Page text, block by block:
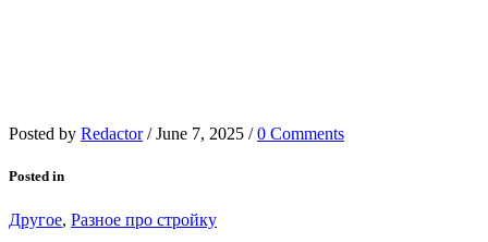
Posted by Redactor / June 7, 2025 / 0 Comments
Posted in
Другое, Разное про стройку